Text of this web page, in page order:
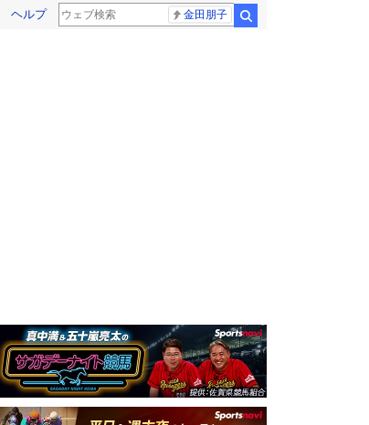
ヘルプ 金田朋子